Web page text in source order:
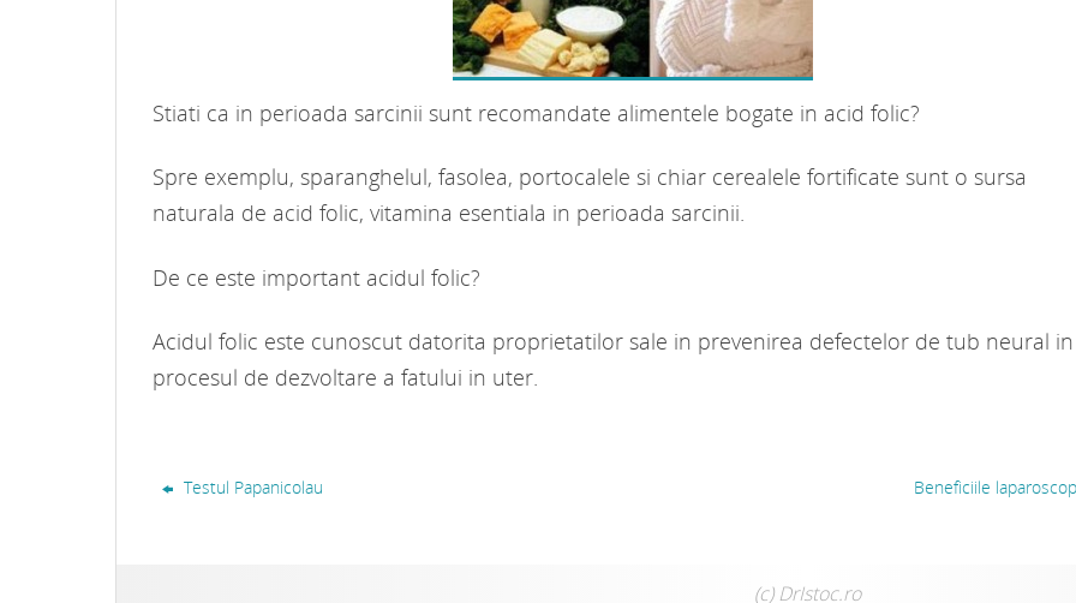
Stiati ca in perioada sarcinii sunt recomandate alimentele bogate in acid folic?
Spre exemplu, sparanghelul, fasolea, portocalele si chiar cerealele fortificate sunt o sursa
naturala de acid folic, vitamina esentiala in perioada sarcinii.
De ce este important acidul folic?
Acidul folic este cunoscut datorita proprietatilor sale in prevenirea defectelor de tub neural in
procesul de dezvoltare a fatului in uter.
Testul Papanicolau Beneficiile
(c) DrIstoc.ro